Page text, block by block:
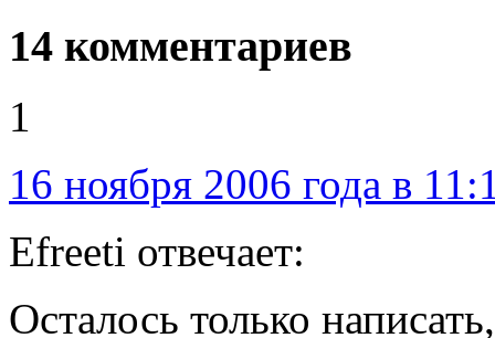
14 комментариев
1
16 ноября 2006 года в
Efreeti отвечает:
Осталось только